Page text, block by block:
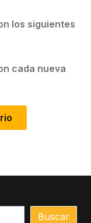
los siguientes
cada nueva
Buscar